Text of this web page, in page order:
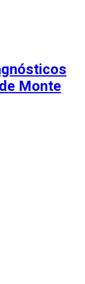
Monte